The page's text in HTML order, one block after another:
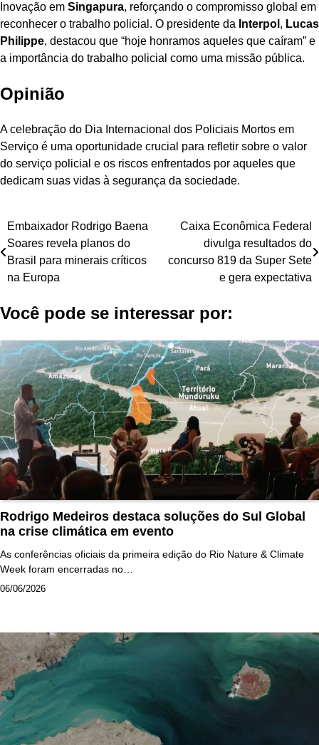
Inovação em Singapura, reforçando o compromisso global em
reconhecer o trabalho policial. O presidente da Interpol , Lucas
Philippe, destacou que “hoje honramos aqueles que caíram” e
a importância do trabalho policial como uma missão pública.
Opinião
A celebração do Dia Internacional dos Policiais Mortos em
Serviço é uma oportunidade crucial para refletir sobre o valor
do serviço policial e os riscos enfrentados por aqueles que
dedicam suas vidas à segurança da sociedade.
Navegação
de
Post
Embaixador Rodrigo Baena
Soares revela planos do
Brasil para minerais críticos
na Europa
Caixa Econômica Federal
divulga resultados do
concurso 819 da Super Sete
e gera expectativa
Você pode se interessar por:
Rodrigo Medeiros destaca soluções do Sul Global
na crise climática em evento
As conferências oficiais da primeira edição do Rio Nature & Climate
Week foram encerradas no…
06/06/2026